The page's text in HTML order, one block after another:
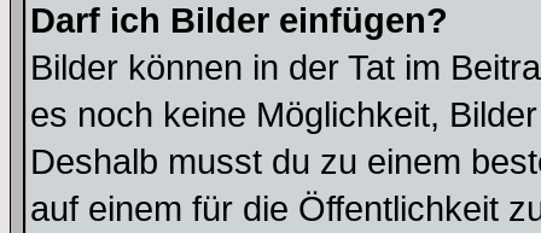
Darf ich Bilder einfügen?
Bilder können in der Tat im
es noch keine Möglichkeit,
Deshalb musst du zu einem
auf einem für die Öffentlichkeit